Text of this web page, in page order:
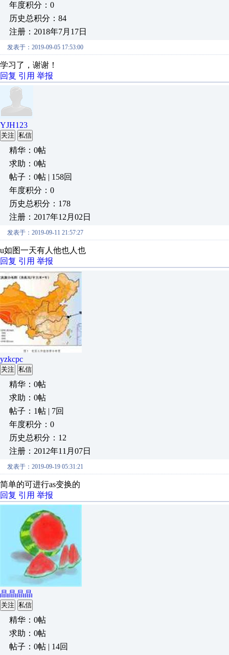
年度积分：0
历史总积分：84
注册：2018年7月17日
发表于：2019-09-05 17:53:00
学习了，谢谢！
回复 引用 举报
YJH123
关注 私信
精华：0帖
求助：0帖
帖子：0帖 | 158回
年度积分：0
历史总积分：178
注册：2017年12月02日
发表于：2019-09-11 21:57:27
u如图一天有人他也人也
回复 引用 举报
yzkcpc
关注 私信
精华：0帖
求助：0帖
帖子：1帖 | 7回
年度积分：0
历史总积分：12
注册：2012年11月07日
发表于：2019-09-19 05:31:21
简单的可进行as变换的
回复 引用 举报
晶晶晶晶
关注 私信
精华：0帖
求助：0帖
帖子：0帖 | 14回